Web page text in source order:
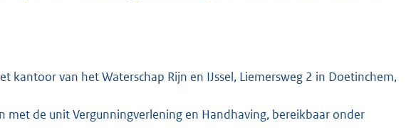
kantoor van het Waterschap Rijn en IJssel, Liemersweg 2 in Doetinchem,
de unit Vergunningverlening en Handhaving, bereikbaar onder